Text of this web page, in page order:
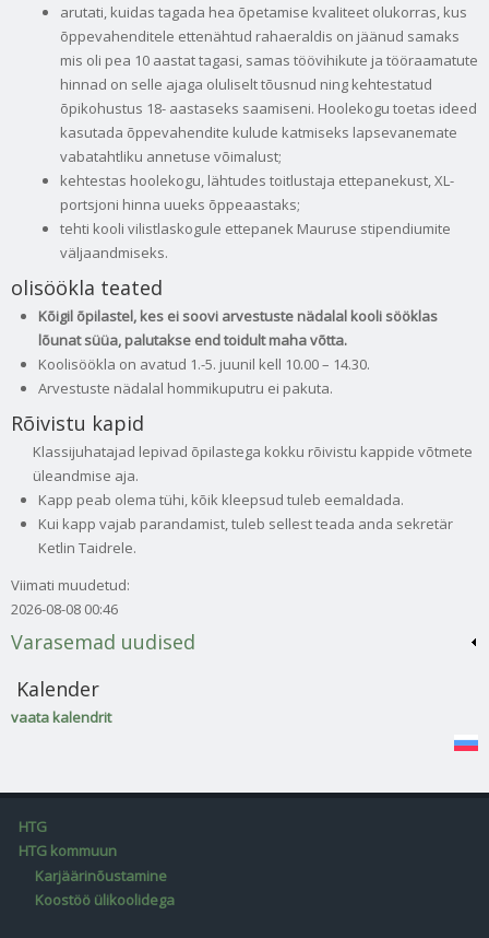
arutati, kuidas tagada hea õpetamise kvaliteet olukorras, kus
õppevahenditele ettenähtud rahaeraldis on jäänud samaks
mis oli pea 10 aastat tagasi, samas töövihikute ja tööraamatute
hinnad on selle ajaga oluliselt tõusnud ning kehtestatud
õpikohustus 18- aastaseks saamiseni. Hoolekogu toetas ideed
kasutada õppevahendite kulude katmiseks lapsevanemate
vabatahtliku annetuse võimalust;
kehtestas hoolekogu, lähtudes toitlustaja ettepanekust, XL-
portsjoni hinna uueks õppeaastaks;
tehti kooli vilistlaskogule ettepanek Mauruse stipendiumite
väljaandmiseks.
olisöökla teated
Kõigil õpilastel, kes ei soovi arvestuste nädalal kooli sööklas
lõunat süüa, palutakse end toidult maha võtta.
Koolisöökla on avatud 1.-5. juunil kell 10.00 – 14.30.
Arvestuste nädalal hommikuputru ei pakuta.
Rõivistu kapid
Klassijuhatajad lepivad õpilastega kokku rõivistu kappide võtmete
üleandmise aja.
Kapp peab olema tühi, kõik kleepsud tuleb eemaldada.
Kui kapp vajab parandamist, tuleb sellest teada anda sekretär
Ketlin Taidrele.
Viimati muudetud:
2026-08-08 00:46
Varasemad uudised
Kalender
vaata kalendrit
HTG
HTG kommuun
Karjäärinõustamine
Koostöö ülikoolidega